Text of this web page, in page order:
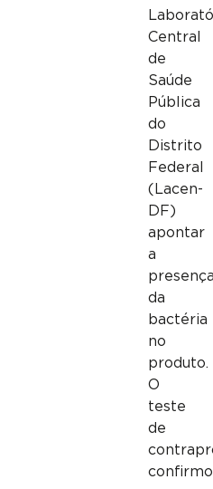
Central
de
Saúde
Pública
do
Distrito
Federal
(Lacen-
DF)
apontar
a
da
bactéria
no
produto.
O
teste
de